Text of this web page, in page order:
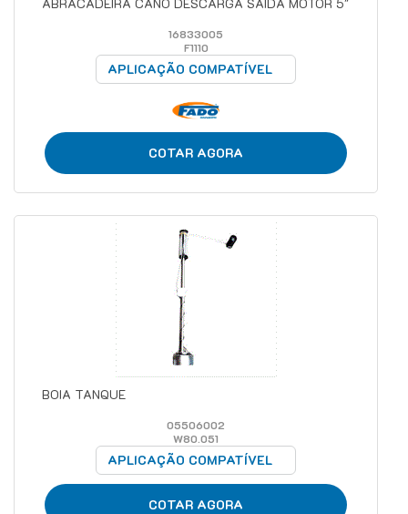
16833005
F1110
APLICAÇÃO COMPATÍVEL
COTAR AGORA
BOIA TANQUE
05506002
W80.051
APLICAÇÃO COMPATÍVEL
COTAR AGORA